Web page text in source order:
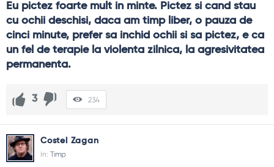
Eu pictez foarte mult in minte. Pictez si cand stau
cu ochii deschisi, daca am timp liber, o pauza de
cinci minute, prefer sa inchid ochii si sa pictez, e ca
un fel de terapie la violenta zilnica, la agresivitatea
permanenta.
3 234
Costel Zagan
In: Timp